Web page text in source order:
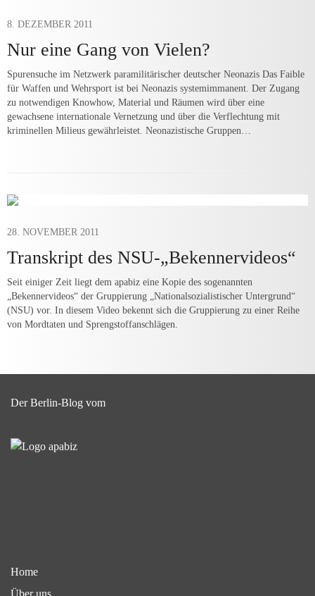
8. DEZEMBER 2011
Nur eine Gang von Vielen?
Spurensuche im Netzwerk paramilitärischer deutscher Neonazis Das Faible
für Waffen und Wehrsport ist bei Neonazis systemimmanent. Der Zugang
zu notwendigen Knowhow, Material und Räumen wird über eine
gewachsene internationale Vernetzung und über die Verflechtung mit
kriminellen Milieus gewährleistet. Neonazistische Gruppen…
28. NOVEMBER 2011
Transkript des NSU-„Bekennervideos“
Seit einiger Zeit liegt dem apabiz eine Kopie des sogenannten
„Bekennervideos“ der Gruppierung „Nationalsozialistischer Untergrund“
(NSU) vor. In diesem Video bekennt sich die Gruppierung zu einer Reihe
von Mordtaten und Sprengstoffanschlägen.
Der Berlin-Blog vom
Home
Über uns